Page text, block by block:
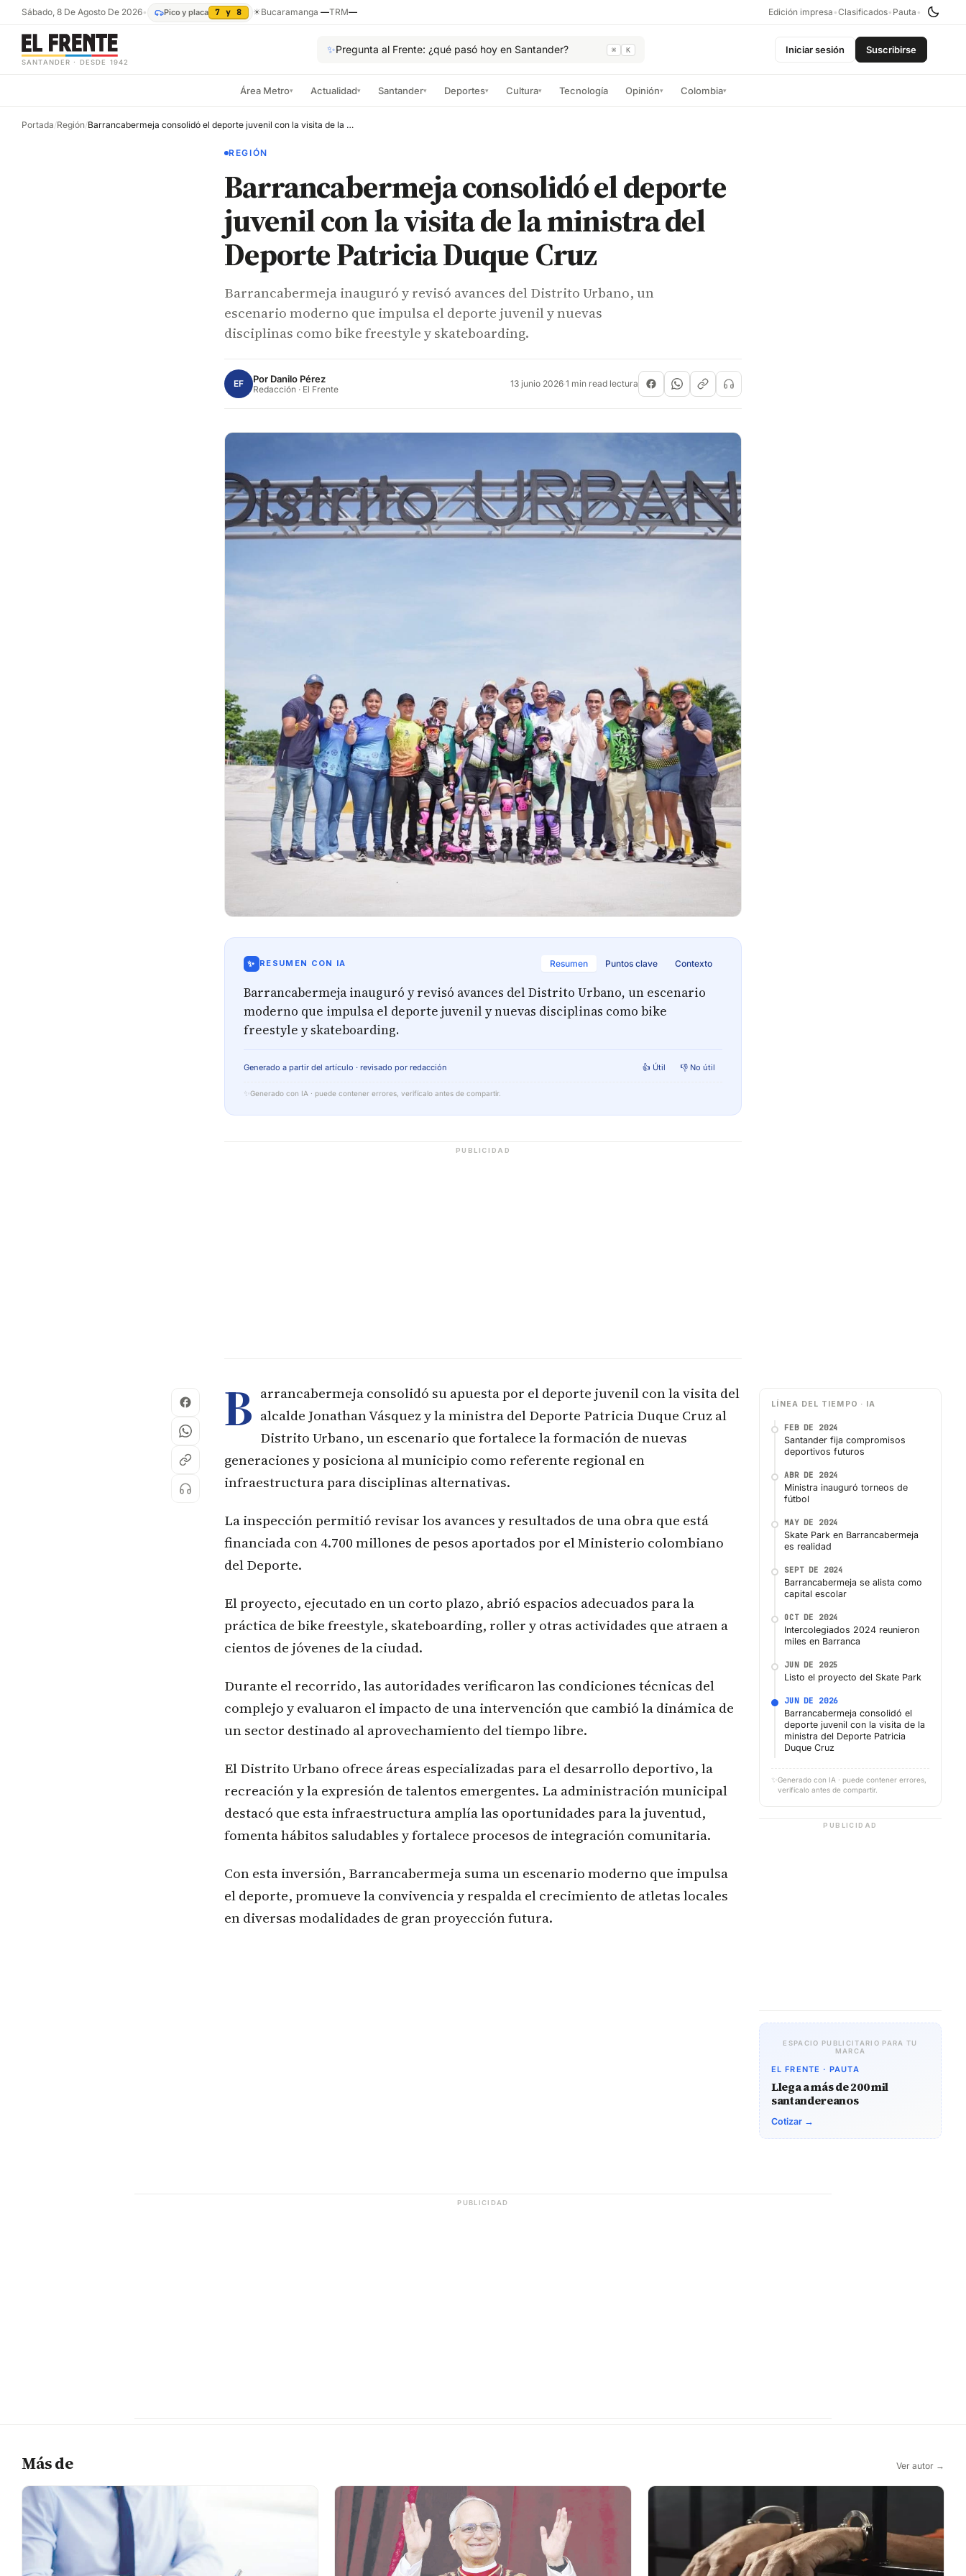
Sábado, 8 De Agosto De 2026• Pico y placa 7 y 8 ☀Bucaramanga —TRM— Edición impresa •Clasificados• Pauta •
SANTANDER · DESDE 1942
✨Pregunta al Frente: ¿qué pasó hoy en Santander? ⌘ K Iniciar sesión Suscribirse
Área Metro▾ Actualidad▾ Santander▾ Deportes▾ Cultura▾ Tecnología Opinión▾ Colombia▾
Portada/Región/ Barrancabermeja consolidó el deporte juvenil con la visita de la ministra del Deporte Patricia Duque Cruz
REGIÓN
Barrancabermeja consolidó el deporte
juvenil con la visita de la ministra del
Deporte Patricia Duque Cruz
Barrancabermeja inauguró y revisó avances del Distrito Urbano, un
escenario moderno que impulsa el deporte juvenil y nuevas
disciplinas como bike freestyle y skateboarding.
EF Por Danilo Pérez
Redacción · El Frente 13 junio 2026·1 min read lectura
✨ RESUMEN CON IA Resumen Puntos clave Contexto
Barrancabermeja inauguró y revisó avances del Distrito Urbano, un escenario
moderno que impulsa el deporte juvenil y nuevas disciplinas como bike
freestyle y skateboarding.
Generado a partir del artículo · revisado por redacción 👍 Útil 👎 No útil
✨ Generado con IA · puede contener errores, verifícalo antes de compartir.
PUBLICIDAD
B arrancabermeja consolidó su apuesta por el deporte juvenil con la visita del
alcalde Jonathan Vásquez y la ministra del Deporte Patricia Duque Cruz al
Distrito Urbano, un escenario que fortalece la formación de nuevas
generaciones y posiciona al municipio como referente regional en
infraestructura para disciplinas alternativas.
La inspección permitió revisar los avances y resultados de una obra que está
financiada con 4.700 millones de pesos aportados por el Ministerio colombiano
del Deporte.
El proyecto, ejecutado en un corto plazo, abrió espacios adecuados para la
práctica de bike freestyle, skateboarding, roller y otras actividades que atraen a
cientos de jóvenes de la ciudad.
Durante el recorrido, las autoridades verificaron las condiciones técnicas del
complejo y evaluaron el impacto de una intervención que cambió la dinámica de
un sector destinado al aprovechamiento del tiempo libre.
El Distrito Urbano ofrece áreas especializadas para el desarrollo deportivo, la
recreación y la expresión de talentos emergentes. La administración municipal
destacó que esta infraestructura amplía las oportunidades para la juventud,
fomenta hábitos saludables y fortalece procesos de integración comunitaria.
Con esta inversión, Barrancabermeja suma un escenario moderno que impulsa
el deporte, promueve la convivencia y respalda el crecimiento de atletas locales
en diversas modalidades de gran proyección futura.
LÍNEA DEL TIEMPO · IA
FEB DE 2024
Santander fija compromisos
deportivos futuros
ABR DE 2024
Ministra inauguró torneos de
fútbol
MAY DE 2024
Skate Park en Barrancabermeja
es realidad
SEPT DE 2024
Barrancabermeja se alista como
capital escolar
OCT DE 2024
Intercolegiados 2024 reunieron
miles en Barranca
JUN DE 2025
Listo el proyecto del Skate Park
JUN DE 2026
Barrancabermeja consolidó el
deporte juvenil con la visita de la
ministra del Deporte Patricia
Duque Cruz
✨ Generado con IA · puede contener errores,
verifícalo antes de compartir.
PUBLICIDAD
ESPACIO PUBLICITARIO PARA TU
MARCA
EL FRENTE · PAUTA
Llega a más de 200 mil
santandereanos
Cotizar →
PUBLICIDAD
Más de Ver autor →